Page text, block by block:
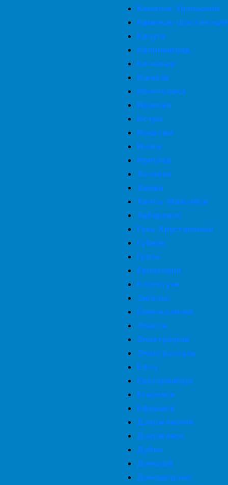
Каменск-Уральский
Каменск-Шахтинский
Калуга
Калининград
Качканар
Ижевск
Ивантеевка
Иваново
Истра
Искитим
Ишим
Иркутск
Хотково
Химки
Ханты-Мансийск
Хабаровск
Гусь-Хрустальный
Губкин
Грязи
Евпатория
Ессентуки
Энгельс
Еманжелинск
Элиста
Электроугли
Электросталь
Елец
Екатеринбург
Егоревск
Ефремов
Дзержинский
Дзержинск
Дубна
Донской
Домодедово